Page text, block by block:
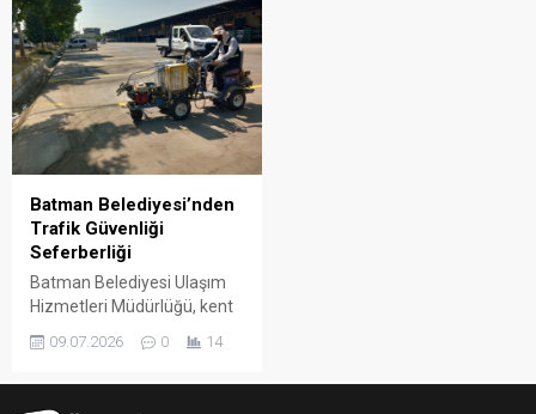
Batman Belediyesi’nden
Trafik Güvenliği
Seferberliği
Batman Belediyesi Ulaşım
Hizmetleri Müdürlüğü, kent
araç trafiğini daha güvenli,
09.07.2026 0 14